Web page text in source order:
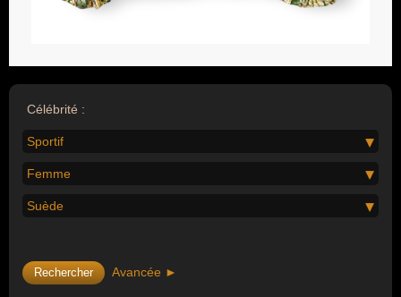
Célébrité :
Sportif
Femme
Suède
Avancée ►